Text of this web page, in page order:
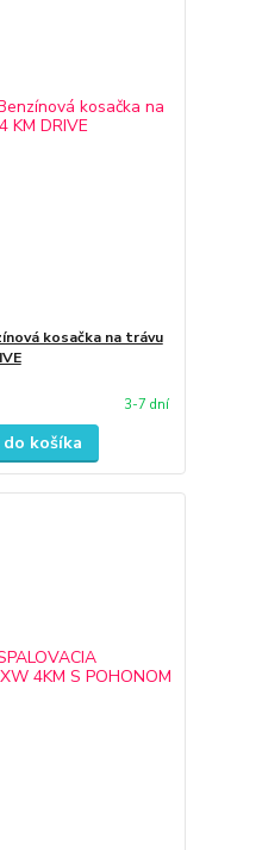
kosačka na trávu
3-7 dní
košíka